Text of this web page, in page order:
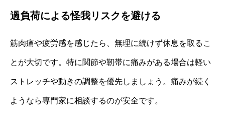
過負荷による怪我リスクを避ける
筋肉痛や疲労感を感じたら、無理に続けず休息を取るこ
とが大切です。特に関節や靭帯に痛みがある場合は軽い
ストレッチや動きの調整を優先しましょう。痛みが続く
ようなら専門家に相談するのが安全です。